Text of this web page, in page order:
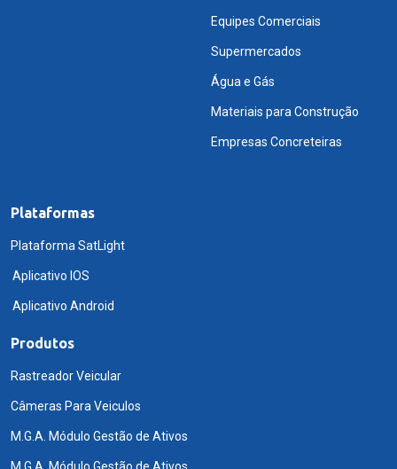
Equipes Comerciais
Supermercados
Água e Gás
Materiais para Construção
Empresas Concreteiras
Plataformas
Plataforma SatLight
Aplicativo IOS
Aplicativo Android
Produtos
Rastreador Veicular
Câmeras Para Veiculos
M.G.A. Módulo Gestão de Ativos